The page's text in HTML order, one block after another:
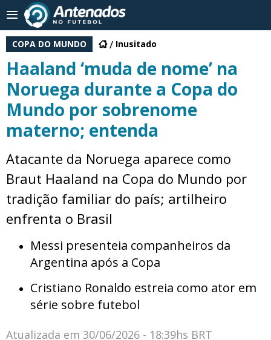
COPA DO MUNDO Inusitado
Haaland ‘muda de nome’ na
Noruega durante a Copa do
Mundo por sobrenome
materno; entenda
Atacante da Noruega aparece como
Braut Haaland na Copa do Mundo por
tradição familiar do país; artilheiro
enfrenta o Brasil
Messi presenteia companheiros da
Argentina após a Copa
Cristiano Ronaldo estreia como ator em
série sobre futebol
Atualizada em 30/06/2026 - 18:39hs BRT